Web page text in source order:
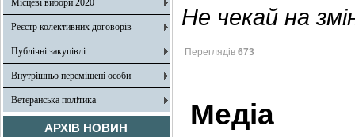
Місцеві вибори 2020
Реєстр колективних договорів
Публічні закупівлі
Внутрішньо переміщені особи
Ветеранська політика
АРХІВ НОВИН
Не чекай на
Переглядів 673
Медіа